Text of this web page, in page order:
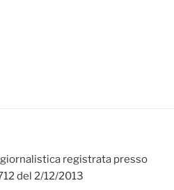
registrata presso
del 2/12/2013